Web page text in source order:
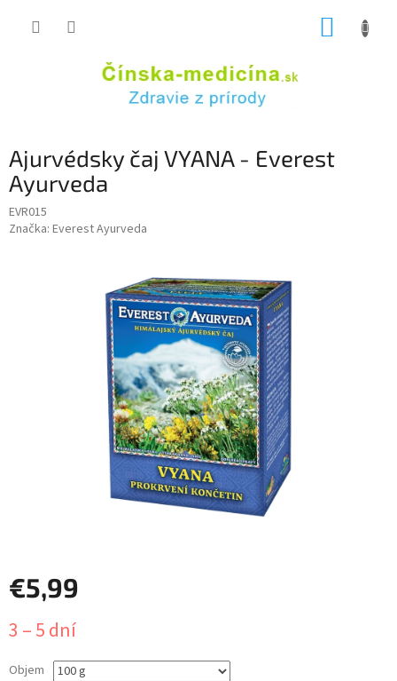
Ajurvédsky čaj VYANA - Everest
Ayurveda
EVR015
Značka: Everest Ayurveda
€5,99
cena:
3 – 5 dní
Objem